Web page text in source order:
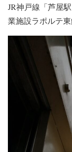
JR神戸線「芦屋
業施設ラポルテ